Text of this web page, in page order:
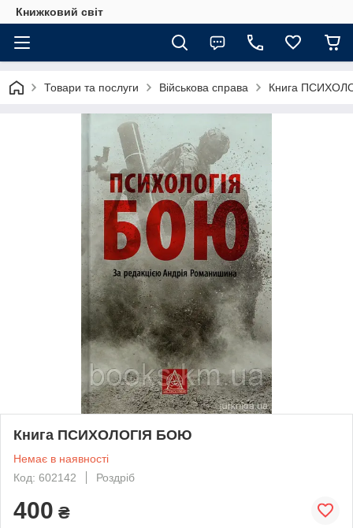
Книжковий світ
Товари та послуги Військова справа Книга
Книга ПСИХОЛОГІЯ БОЮ
Немає в наявності
Код: 602142
Роздріб
400 ₴